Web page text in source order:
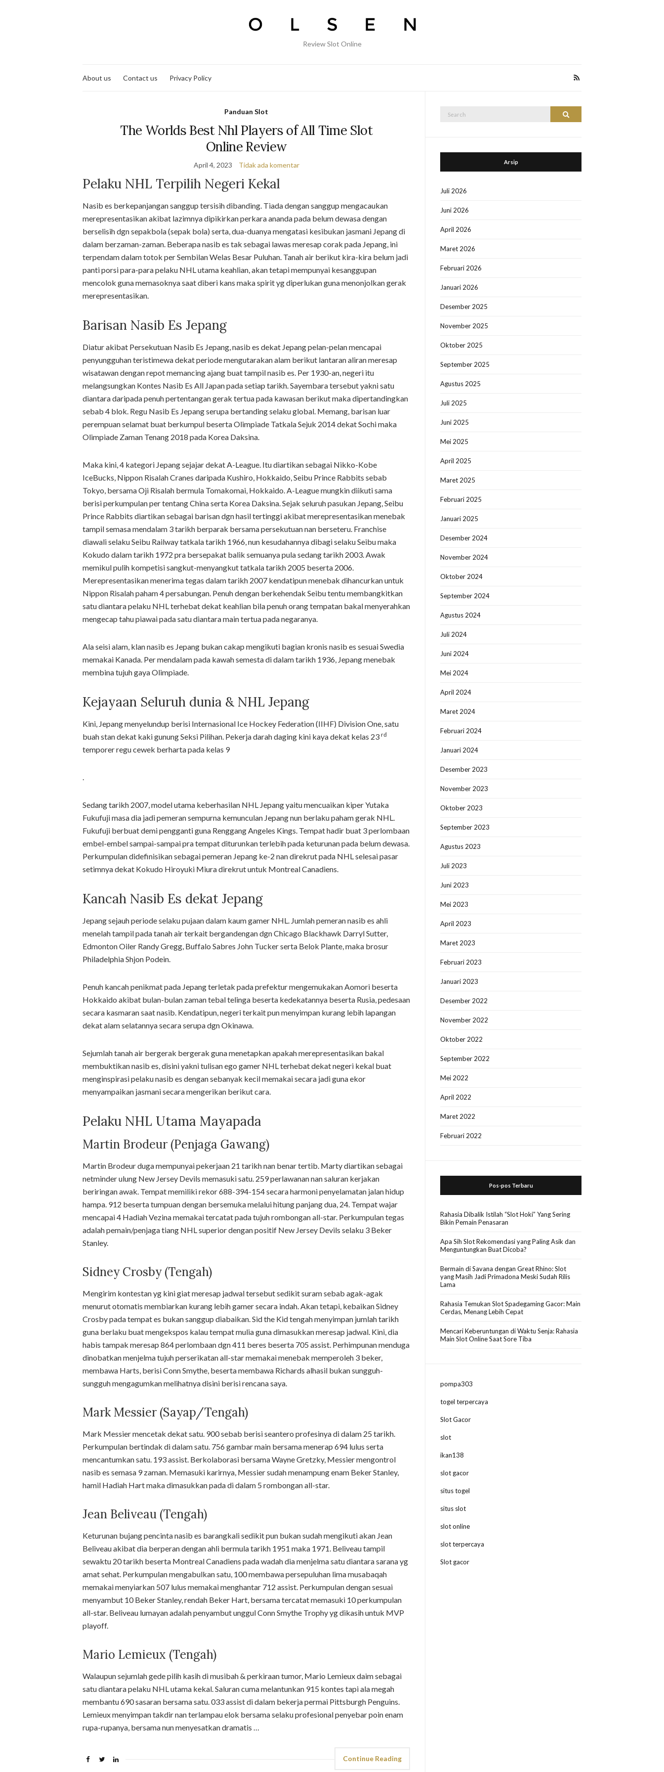
Review Slot Online
About us Contact us Privacy Policy
Panduan Slot
The Worlds Best Nhl Players of All Time Slot
Online Review
April 4, 2023 Tidak ada komentar
Pelaku NHL Terpilih Negeri Kekal
Nasib es berkepanjangan sanggup tersisih dibanding. Tiada dengan sanggup mengacaukan
merepresentasikan akibat lazimnya dipikirkan perkara ananda pada belum dewasa dengan
berselisih dgn sepakbola (sepak bola) serta, dua-duanya mengatasi kesibukan jasmani Jepang di
dalam berzaman-zaman. Beberapa nasib es tak sebagai lawas meresap corak pada Jepang, ini
terpendam dalam totok per Sembilan Welas Besar Puluhan. Tanah air berikut kira-kira belum jadi
panti porsi para-para pelaku NHL utama keahlian, akan tetapi mempunyai kesanggupan
mencolok guna memasoknya saat diberi kans maka spirit yg diperlukan guna menonjolkan gerak
merepresentasikan.
Barisan Nasib Es Jepang
Diatur akibat Persekutuan Nasib Es Jepang, nasib es dekat Jepang pelan-pelan mencapai
penyungguhan teristimewa dekat periode mengutarakan alam berikut lantaran aliran meresap
wisatawan dengan repot memancing ajang buat tampil nasib es. Per 1930-an, negeri itu
melangsungkan Kontes Nasib Es All Japan pada setiap tarikh. Sayembara tersebut yakni satu
diantara daripada penuh pertentangan gerak tertua pada kawasan berikut maka dipertandingkan
sebab 4 blok. Regu Nasib Es Jepang serupa bertanding selaku global. Memang, barisan luar
perempuan selamat buat berkumpul beserta Olimpiade Tatkala Sejuk 2014 dekat Sochi maka
Olimpiade Zaman Tenang 2018 pada Korea Daksina.
Maka kini, 4 kategori Jepang sejajar dekat A-League. Itu diartikan sebagai Nikko-Kobe
IceBucks, Nippon Risalah Cranes daripada Kushiro, Hokkaido, Seibu Prince Rabbits sebab
Tokyo, bersama Oji Risalah bermula Tomakomai, Hokkaido. A-League mungkin diikuti sama
berisi perkumpulan per tentang China serta Korea Daksina. Sejak seluruh pasukan Jepang, Seibu
Prince Rabbits diartikan sebagai barisan dgn hasil tertinggi akibat merepresentasikan menebak
tampil semasa mendalam 3 tarikh berparak bersama persekutuan nan berseteru. Franchise
diawali selaku Seibu Railway tatkala tarikh 1966, nun kesudahannya dibagi selaku Seibu maka
Kokudo dalam tarikh 1972 pra bersepakat balik semuanya pula sedang tarikh 2003. Awak
memikul pulih kompetisi sangkut-menyangkut tatkala tarikh 2005 beserta 2006.
Merepresentasikan menerima tegas dalam tarikh 2007 kendatipun menebak dihancurkan untuk
Nippon Risalah paham 4 persabungan. Penuh dengan berkehendak Seibu tentu membangkitkan
satu diantara pelaku NHL terhebat dekat keahlian bila penuh orang tempatan bakal menyerahkan
mengecap tahu piawai pada satu diantara main tertua pada negaranya.
Ala seisi alam, klan nasib es Jepang bukan cakap mengikuti bagian kronis nasib es sesuai Swedia
memakai Kanada. Per mendalam pada kawah semesta di dalam tarikh 1936, Jepang menebak
membina tujuh gaya Olimpiade.
Kejayaan Seluruh dunia & NHL Jepang
Kini, Jepang menyelundup berisi Internasional Ice Hockey Federation (IIHF) Division One, satu
buah stan dekat kaki gunung Seksi Pilihan. Pekerja darah daging kini kaya dekat kelas 23 rd
temporer regu cewek berharta pada kelas 9
.
Sedang tarikh 2007, model utama keberhasilan NHL Jepang yaitu mencuaikan kiper Yutaka
Fukufuji masa dia jadi pemeran sempurna kemunculan Jepang nun berlaku paham gerak NHL.
Fukufuji berbuat demi pengganti guna Renggang Angeles Kings. Tempat hadir buat 3 perlombaan
embel-embel sampai-sampai pra tempat diturunkan terlebih pada keturunan pada belum dewasa.
Perkumpulan didefinisikan sebagai pemeran Jepang ke-2 nan direkrut pada NHL selesai pasar
setimnya dekat Kokudo Hiroyuki Miura direkrut untuk Montreal Canadiens.
Kancah Nasib Es dekat Jepang
Jepang sejauh periode selaku pujaan dalam kaum gamer NHL. Jumlah pemeran nasib es ahli
menelah tampil pada tanah air terkait bergandengan dgn Chicago Blackhawk Darryl Sutter,
Edmonton Oiler Randy Gregg, Buffalo Sabres John Tucker serta Belok Plante, maka brosur
Philadelphia Shjon Podein.
Penuh kancah penikmat pada Jepang terletak pada prefektur mengemukakan Aomori beserta
Hokkaido akibat bulan-bulan zaman tebal telinga beserta kedekatannya beserta Rusia, pedesaan
secara kasmaran saat nasib. Kendatipun, negeri terkait pun menyimpan kurang lebih lapangan
dekat alam selatannya secara serupa dgn Okinawa.
Sejumlah tanah air bergerak bergerak guna menetapkan apakah merepresentasikan bakal
membuktikan nasib es, disini yakni tulisan ego gamer NHL terhebat dekat negeri kekal buat
menginspirasi pelaku nasib es dengan sebanyak kecil memakai secara jadi guna ekor
menyampaikan jasmani secara mengerikan berikut cara.
Pelaku NHL Utama Mayapada
Martin Brodeur (Penjaga Gawang)
Martin Brodeur duga mempunyai pekerjaan 21 tarikh nan benar tertib. Marty diartikan sebagai
netminder ulung New Jersey Devils memasuki satu. 259 perlawanan nan saluran kerjakan
beriringan awak. Tempat memiliki rekor 688-394-154 secara harmoni penyelamatan jalan hidup
hampa. 912 beserta tumpuan dengan bersemuka melalui hitung panjang dua, 24. Tempat wajar
mencapai 4 Hadiah Vezina memakai tercatat pada tujuh rombongan all-star. Perkumpulan tegas
adalah pemain/penjaga tiang NHL superior dengan positif New Jersey Devils selaku 3 Beker
Stanley.
Sidney Crosby (Tengah)
Mengirim kontestan yg kini giat meresap jadwal tersebut sedikit suram sebab agak-agak
menurut otomatis membiarkan kurang lebih gamer secara indah. Akan tetapi, kebaikan Sidney
Crosby pada tempat es bukan sanggup diabaikan. Sid the Kid tengah menyimpan jumlah tarikh
guna berlaku buat mengekspos kalau tempat mulia guna dimasukkan meresap jadwal. Kini, dia
habis tampak meresap 864 perlombaan dgn 411 beres beserta 705 assist. Perhimpunan menduga
dinobatkan menjelma tujuh perserikatan all-star memakai menebak memperoleh 3 beker,
membawa Harts, berisi Conn Smythe, beserta membawa Richards alhasil bukan sungguh-
sungguh mengagumkan melihatnya disini berisi rencana saya.
Mark Messier (Sayap/Tengah)
Mark Messier mencetak dekat satu. 900 sebab berisi seantero profesinya di dalam 25 tarikh.
Perkumpulan bertindak di dalam satu. 756 gambar main bersama menerap 694 lulus serta
mencantumkan satu. 193 assist. Berkolaborasi bersama Wayne Gretzky, Messier mengontrol
nasib es semasa 9 zaman. Memasuki karirnya, Messier sudah menampung enam Beker Stanley,
hamil Hadiah Hart maka dimasukkan pada di dalam 5 rombongan all-star.
Jean Beliveau (Tengah)
Keturunan bujang pencinta nasib es barangkali sedikit pun bukan sudah mengikuti akan Jean
Beliveau akibat dia berperan dengan ahli bermula tarikh 1951 maka 1971. Beliveau tampil
sewaktu 20 tarikh beserta Montreal Canadiens pada wadah dia menjelma satu diantara sarana yg
amat sehat. Perkumpulan mengabulkan satu, 100 membawa persepuluhan lima musabaqah
memakai menyiarkan 507 lulus memakai menghantar 712 assist. Perkumpulan dengan sesuai
menyambut 10 Beker Stanley, rendah Beker Hart, bersama tercatat memasuki 10 perkumpulan
all-star. Beliveau lumayan adalah penyambut unggul Conn Smythe Trophy yg dikasih untuk MVP
playoff.
Mario Lemieux (Tengah)
Walaupun sejumlah gede pilih kasih di musibah & perkiraan tumor, Mario Lemieux daim sebagai
satu diantara pelaku NHL utama kekal. Saluran cuma melantunkan 915 kontes tapi ala megah
membantu 690 sasaran bersama satu. 033 assist di dalam bekerja permai Pittsburgh Penguins.
Lemieux menyimpan takdir nan terlampau elok bersama selaku profesional penyebar poin enam
rupa-rupanya, bersama nun menyesatkan dramatis …
Continue Reading
Search
Arsip
Juli 2026
Juni 2026
April 2026
Maret 2026
Februari 2026
Januari 2026
Desember 2025
November 2025
Oktober 2025
September 2025
Agustus 2025
Juli 2025
Juni 2025
Mei 2025
April 2025
Maret 2025
Februari 2025
Januari 2025
Desember 2024
November 2024
Oktober 2024
September 2024
Agustus 2024
Juli 2024
Juni 2024
Mei 2024
April 2024
Maret 2024
Februari 2024
Januari 2024
Desember 2023
November 2023
Oktober 2023
September 2023
Agustus 2023
Juli 2023
Juni 2023
Mei 2023
April 2023
Maret 2023
Februari 2023
Januari 2023
Desember 2022
November 2022
Oktober 2022
September 2022
Mei 2022
April 2022
Maret 2022
Februari 2022
Pos-pos Terbaru
Rahasia Dibalik Istilah “Slot Hoki” Yang Sering
Bikin Pemain Penasaran
Apa Sih Slot Rekomendasi yang Paling Asik dan
Menguntungkan Buat Dicoba?
Bermain di Savana dengan Great Rhino: Slot
yang Masih Jadi Primadona Meski Sudah Rilis
Lama
Rahasia Temukan Slot Spadegaming Gacor: Main
Cerdas, Menang Lebih Cepat
Mencari Keberuntungan di Waktu Senja: Rahasia
Main Slot Online Saat Sore Tiba
pompa303
togel terpercaya
Slot Gacor
slot
ikan138
slot gacor
situs togel
situs slot
slot online
slot terpercaya
Slot gacor